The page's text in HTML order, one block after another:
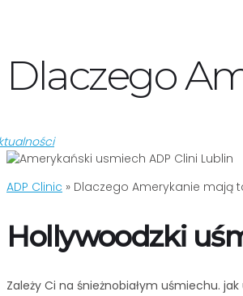
Dlaczego
ADP Clinic » Dlaczego Amerykanie mają
Hollywoodzki
Zależy Ci na śnieżnobiałym uśmiechu.